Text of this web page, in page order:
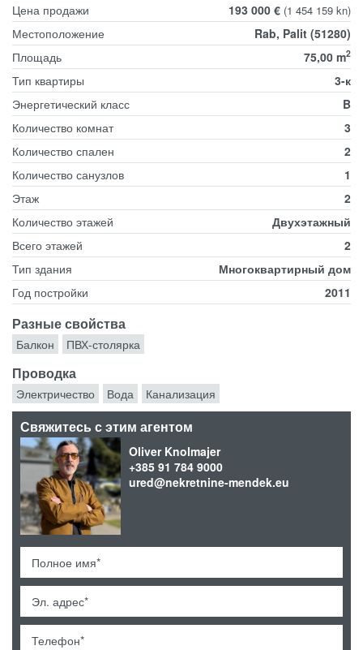
Цена продажи
193 000 € (1 454 159 kn)
Местоположение
Rab, Palit (51280)
Площадь
75,00 m2
Тип квартиры
3-к
Энергетический класс
B
Количество комнат
3
Количество спален
2
Количество санузлов
1
Этаж
2
Количество этажей
Двухэтажный
Всего этажей
2
Тип здания
Многоквартирный дом
Год постройки
2011
Разные свойства
Балкон ПВХ-столярка
Проводка
Электричество Вода Канализация
Свяжитесь с этим агентом
Oliver Knolmajer
+385 91 784 9000
ured@nekretnine-mendek.eu